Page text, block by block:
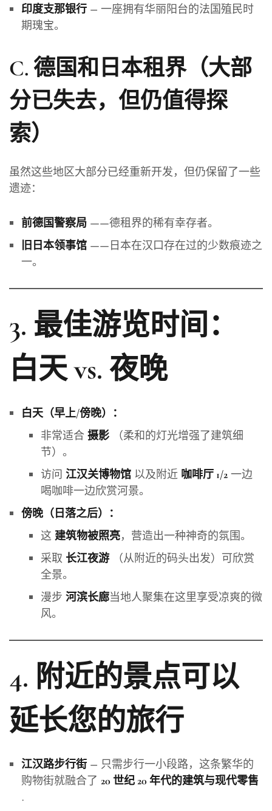
印度支那银行– 一座拥有华丽阳台的法国殖民时
期瑰宝。
C. 德国和日本租界（大部
分已失去，但仍值得探
索）
虽然这些地区大部分已经重新开发，但仍保留了一些
遗迹：
前德国警察局——德租界的稀有幸存者。
旧日本领事馆——日本在汉口存在过的少数痕迹之
一。
3. 最佳游览时间：
白天 vs. 夜晚
白天（早上/傍晚）：
非常适合 摄影（柔和的灯光增强了建筑细
节）。
访问 江汉关博物馆以及附近 咖啡厅 1/2一边
喝咖啡一边欣赏河景。
傍晚（日落之后）：
这 建筑物被照亮，营造出一种神奇的氛围。
采取 长江夜游（从附近的码头出发）可欣赏
全景。
漫步 河滨长廊当地人聚集在这里享受凉爽的微
风。
4. 附近的景点可以
延长您的旅行
江汉路步行街– 只需步行一小段路，这条繁华的
购物街就融合了 20 世纪 20 年代的建筑与现代零售
.